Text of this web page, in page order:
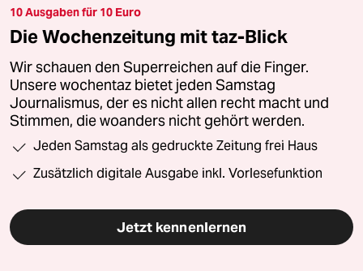
10 Ausgaben für 10 Euro
Die Wochenzeitung mit taz-Blick
Wir schauen den Superreichen auf die Finger.
Unsere wochentaz bietet jeden Samstag
Journalismus, der es nicht allen recht macht und
Stimmen, die woanders nicht gehört werden.
Jeden Samstag als gedruckte Zeitung frei Haus
Zusätzlich digitale Ausgabe inkl. Vorlesefunktion
Jetzt kennenlernen